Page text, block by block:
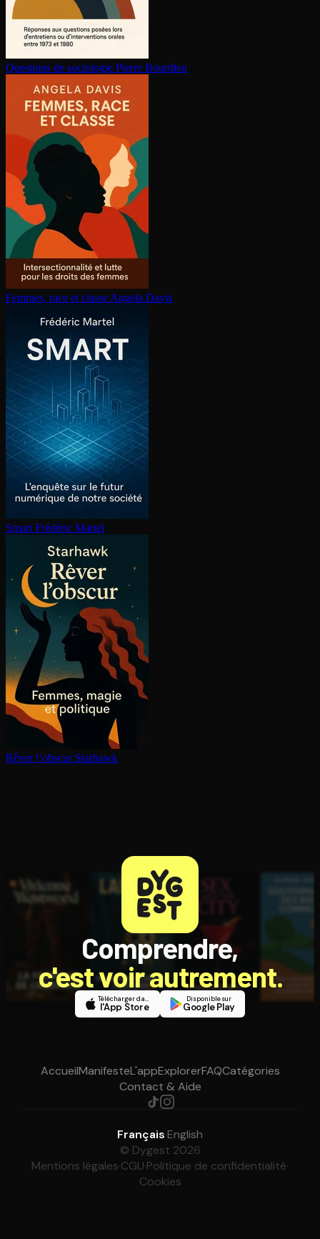
Questions de sociologie Pierre Bourdieu
Femmes, race et classe Angela Davis
Smart Frédéric Martel
Rêver l’obscur Starhawk
Comprendre,
c'est voir autrement.
Télécharger dans
l'App Store
Disponible sur
Google Play
AccueilManifesteL'appExplorerFAQCatégories
Contact & Aide
Français·English
© Dygest 2026
Mentions légales·CGU·Politique de confidentialité·
Cookies